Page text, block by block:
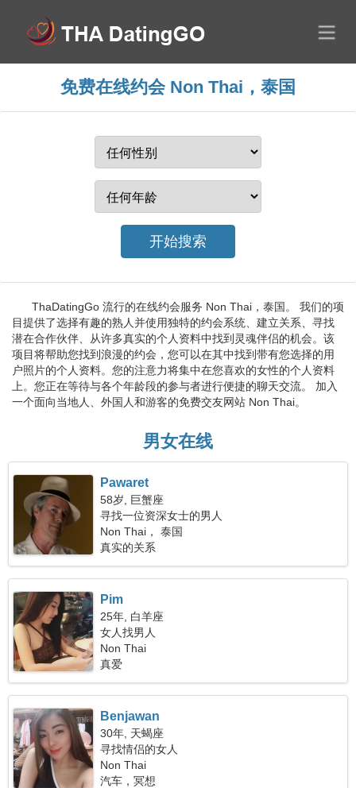
免费在线约会 Non Thai，泰国
ThaDatingGo 流行的在线约会服务 Non Thai，泰国。 我们的项
目提供了选择有趣的熟人并使用独特的约会系统、建立关系、寻找
潜在合作伙伴、从许多真实的个人资料中找到灵魂伴侣的机会。该
项目将帮助您找到浪漫的约会，您可以在其中找到带有您选择的用
户照片的个人资料。您的注意力将集中在您喜欢的女性的个人资料
上。您正在等待与各个年龄段的参与者进行便捷的聊天交流。 加入
一个面向当地人、外国人和游客的免费交友网站 Non Thai。
男女在线
Pawaret
58岁, 巨蟹座
寻找一位资深女士的男人
Non Thai， 泰国
真实的关系
Pim
25年, 白羊座
女人找男人
Non Thai
真爱
Benjawan
30年, 天蝎座
寻找情侣的女人
Non Thai
汽车，冥想